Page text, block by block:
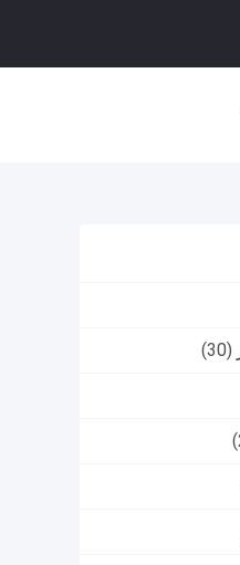
(30)